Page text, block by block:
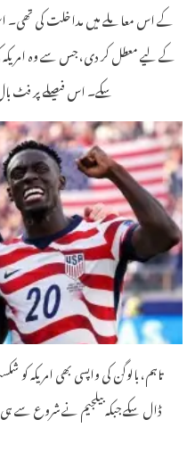
کے اس معاملے میں مداخلت کی تھی۔
کے لیے معطل کر دی، جس سے وہ
سکے۔ اس فیصلے پر فٹ بال
تاہم، بالوگن کی واپسی بھی امریکہ
ڈال سکے جبکہ بیلجیم نے شروع سے